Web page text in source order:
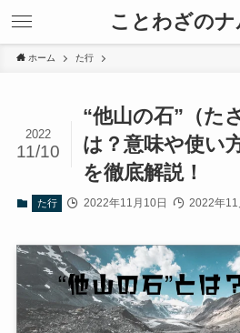
ことわざのナ
ホーム た行
“他山の石”（た
は？意味や使い
を徹底解説！
2022
11/10
た行 2022年11月10日 2022年11